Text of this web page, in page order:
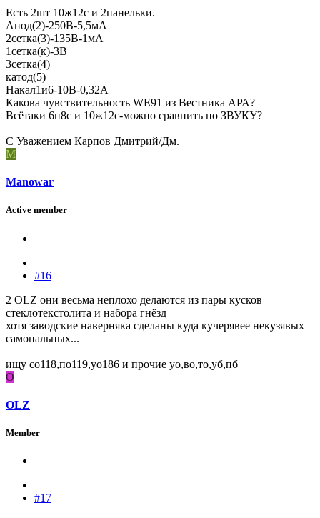
Есть 2шт 10ж12с и 2панельки.
Анод(2)-250В-5,5мА
2сетка(3)-135В-1мА
1сетка(к)-3В
3сетка(4)
катод(5)
Накал1и6-10В-0,32А
Какова чувствительность WE91 из Вестника АРА?
Всётаки 6н8с и 10ж12с-можно сравнить по ЗВУКУ?
С Уважением Карпов Дмитрий/Дм.
M
Manowar
Active member
#16
2 OLZ они весьма неплохо делаются из пары кусков
стеклотекстолита и набора гнёзд
хотя заводские наверняка сделаны куда кучерявее некузявых
самопальных...
ищу со118,по119,уо186 и прочие уо,во,то,уб,пб
O
OLZ
Member
#17